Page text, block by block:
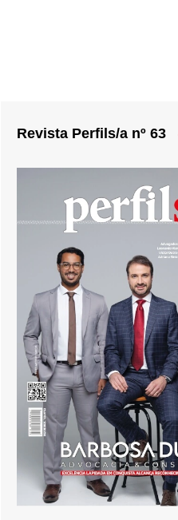
Revista Perfils/a nº 63